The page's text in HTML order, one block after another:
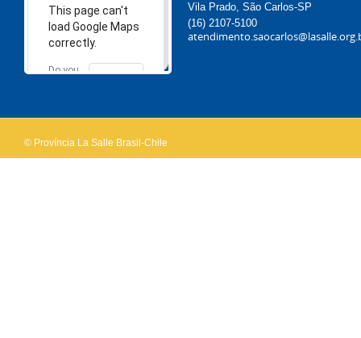
This page can't
load Google Maps
correctly.
Do you
OK
Vila Prado, São Carlos-SP
(16) 2107-5100
© Província La Salle Brasil-Chile